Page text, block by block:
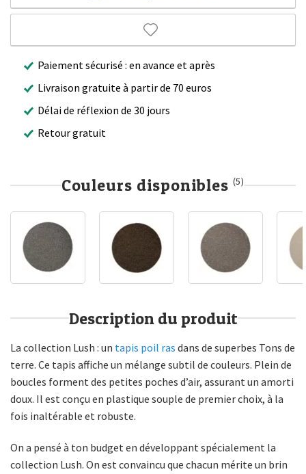
Paiement sécurisé : en avance et après
Livraison gratuite à partir de 70 euros
Délai de réflexion de 30 jours
Retour gratuit
Couleurs disponibles (5)
Description du produit
La collection Lush : un tapis poil ras dans de superbes Tons de
terre. Ce tapis affiche un mélange subtil de couleurs. Plein de
boucles forment des petites poches d’air, assurant un amorti
doux. Il est conçu en plastique souple de premier choix, à la
fois inaltérable et robuste.
On a pensé à ton budget en développant spécialement la
collection Lush. On est convaincu que chacun mérite un brin